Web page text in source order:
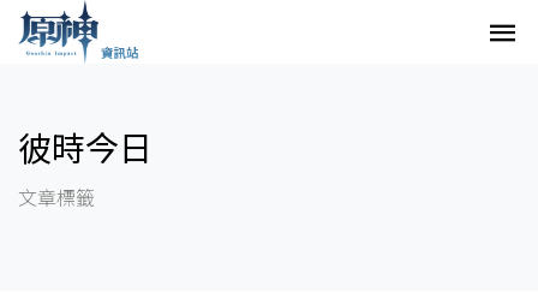
彼時今日
文章標籤